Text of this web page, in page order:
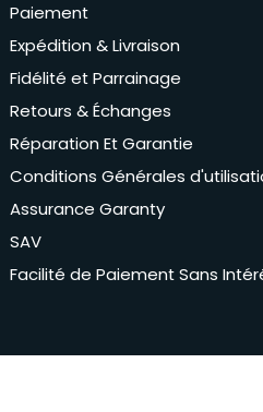
Paiement
Expédition & Livraison
Fidélité et Parrainage
Retours & Échanges
Réparation Et Garantie
Conditions Générales
Assurance Garanty
SAV
Facilité de Paiement Sans